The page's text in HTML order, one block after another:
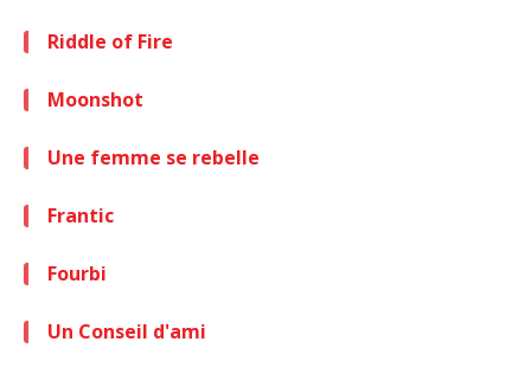
Riddle of Fire
Moonshot
Une femme se rebelle
Frantic
Fourbi
Un Conseil d'ami